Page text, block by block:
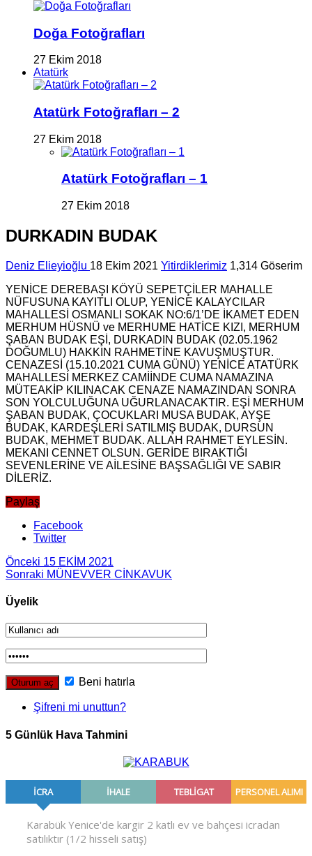
Doğa Fotoğrafları
27 Ekim 2018
Atatürk
Atatürk Fotoğrafları – 2
27 Ekim 2018
Atatürk Fotoğrafları – 1
27 Ekim 2018
DURKADIN BUDAK
Deniz Elieyioğlu 18 Ekim 2021 Yitirdiklerimiz 1,314 Göserim
YENİCE DEREBAŞI KÖYÜ SEPETÇİLER MAHALLE
NÜFUSUNA KAYITLI OLUP, YENİCE KALAYCILAR
MAHALLESİ OSMANLI SOKAK NO:6/1’DE İKAMET EDEN
MERHUM HÜSNÜ ve MERHUME HATİCE KIZI, MERHUM
ŞABAN BUDAK EŞİ, DURKADIN BUDAK (02.05.1962
DOĞUMLU) HAKKIN RAHMETİNE KAVUŞMUŞTUR.
CENAZESİ (15.10.2021 CUMA GÜNÜ) YENİCE ATATÜRK
MAHALLESİ MERKEZ CAMİİNDE CUMA NAMAZINA
MÜTEAKİP KILINACAK CENAZE NAMAZINDAN SONRA
SON YOLCULUĞUNA UĞURLANACAKTIR. EŞİ MERHUM
ŞABAN BUDAK, ÇOCUKLARI MUSA BUDAK, AYŞE
BUDAK, KARDEŞLERİ SATILMIŞ BUDAK, DURSUN
BUDAK, MEHMET BUDAK. ALLAH RAHMET EYLESİN.
MEKANI CENNET OLSUN. GERİDE BIRAKTIĞI
SEVENLERİNE VE AİLESİNE BAŞSAĞLIĞI VE SABIR
DİLERİZ.
Paylaş
Facebook
Twitter
Önceki 15 EKİM 2021
Sonraki MÜNEVVER CİNKAVUK
Üyelik
Beni hatırla
Şifreni mi unuttun?
5 Günlük Hava Tahmini